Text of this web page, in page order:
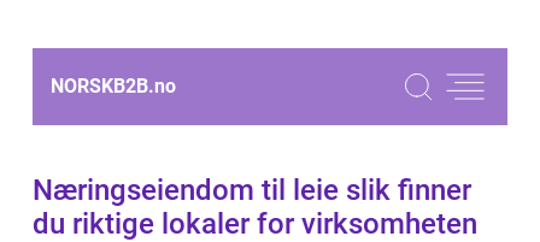
NORSKB2B.no
Næringseiendom til leie slik finner
du riktige lokaler for virksomheten